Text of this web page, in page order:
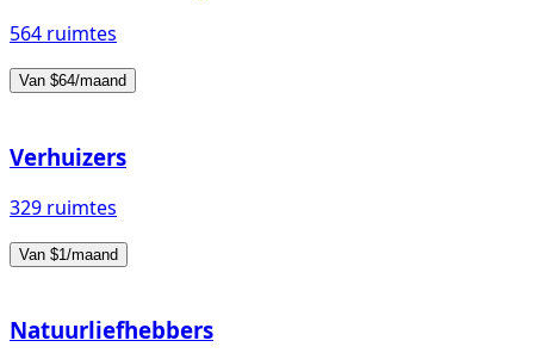
564 ruimtes
Van $64/maand
Verhuizers
329 ruimtes
Van $1/maand
Natuurliefhebbers